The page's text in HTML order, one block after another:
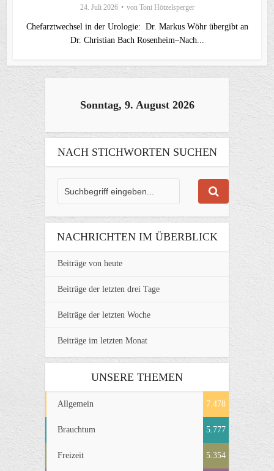
24. Juli 2026 von Toni Hötzelsperger
Chefarztwechsel in der Urologie: Dr. Markus Wöhr übergibt an
Dr. Christian Bach Rosenheim–Nach...
Sonntag, 9. August 2026
NACH STICHWORTEN SUCHEN
NACHRICHTEN IM ÜBERBLICK
Beiträge von heute
Beiträge der letzten drei Tage
Beiträge der letzten Woche
Beiträge im letzten Monat
UNSERE THEMEN
Allgemein 7.478
Brauchtum 5.777
Freizeit 5.354